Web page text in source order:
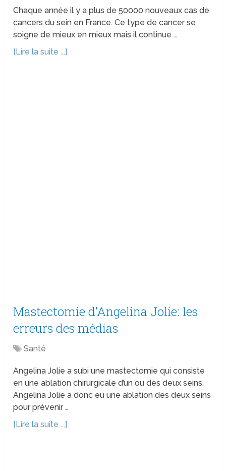
Chaque année il y a plus de 50000 nouveaux cas de
cancers du sein en France. Ce type de cancer se
soigne de mieux en mieux mais il continue …
[Lire la suite ...]
Mastectomie d’Angelina Jolie: les
erreurs des médias
Santé
Angelina Jolie a subi une mastectomie qui consiste
en une ablation chirurgicale d’un ou des deux seins.
Angelina Jolie a donc eu une ablation des deux seins
pour prévenir …
[Lire la suite ...]